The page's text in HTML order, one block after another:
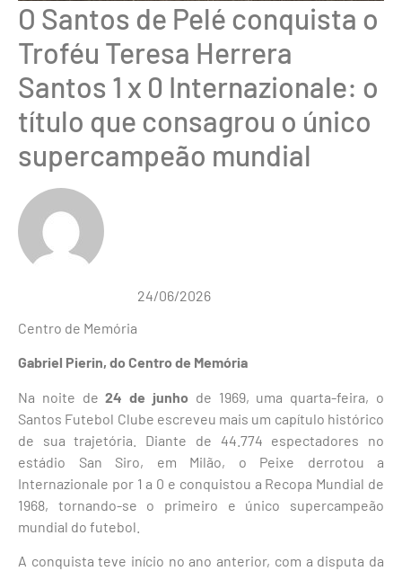
O Santos de Pelé conquista o
Troféu Teresa Herrera
Santos 1 x 0 Internazionale: o
título que consagrou o único
supercampeão mundial
Centro de Memória
24/06/2026
Gabriel Pierin, do Centro de Memória
Na noite de24 de junho de 1969, uma quarta-feira, o
Santos Futebol Clube escreveu mais um capítulo histórico
de sua trajetória. Diante de 44.774 espectadores no
estádio San Siro, em Milão, o Peixe derrotou a
Internazionale por 1 a 0 e conquistou a Recopa Mundial de
1968, tornando-se o primeiro e único supercampeão
mundial do futebol.
A conquista teve início no ano anterior, com a disputa da